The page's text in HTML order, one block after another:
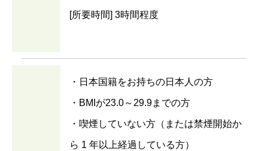
[所要時間] 3時間程度
・日本国籍をお持ちの日本人の方
・BMIが23.0～29.9までの方
・喫煙していない方（または禁煙開始か
ら 1 年以上経過している⽅）